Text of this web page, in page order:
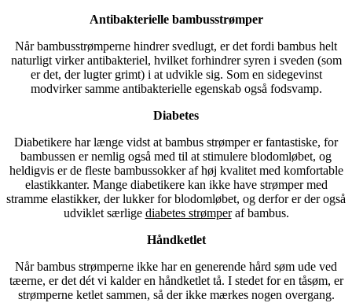
Antibakterielle bambusstrømper
Når bambusstrømperne hindrer svedlugt, er det fordi bambus helt
naturligt virker antibakteriel, hvilket forhindrer syren i sveden (som
er det, der lugter grimt) i at udvikle sig. Som en sidegevinst
modvirker samme antibakterielle egenskab også fodsvamp.
Diabetes
Diabetikere har længe vidst at bambus strømper er fantastiske, for
bambussen er nemlig også med til at stimulere blodomløbet, og
heldigvis er de fleste bambussokker af høj kvalitet med komfortable
elastikkanter. Mange diabetikere kan ikke have strømper med
stramme elastikker, der lukker for blodomløbet, og derfor er der også
udviklet særlige diabetes strømperaf bambus.
Håndketlet
Når bambus strømperne ikke har en generende hård søm ude ved
tæerne, er det dét vi kalder en håndketlet tå. I stedet for en tåsøm, er
strømperne ketlet sammen, så der ikke mærkes nogen overgang.